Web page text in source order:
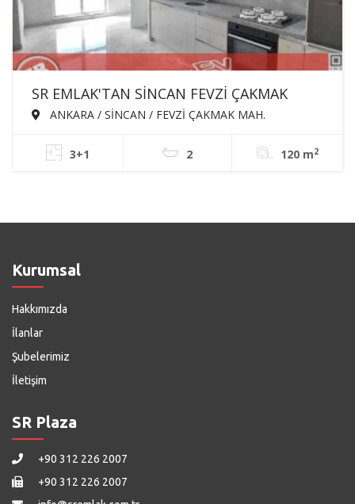
SR EMLAK'TAN SİNCAN FEVZİ ÇAKMAK
MAH'DE 3+1 120m² ARA KATTA EBEVEYN
ANKARA / SİNCAN / FEVZİ ÇAKMAK MAH.
3+1 2 120 m2
Kurumsal
Hakkımızda
İlanlar
Şubelerimiz
İletişim
SR Plaza
+90 312 226 2007
+90 312 226 2007